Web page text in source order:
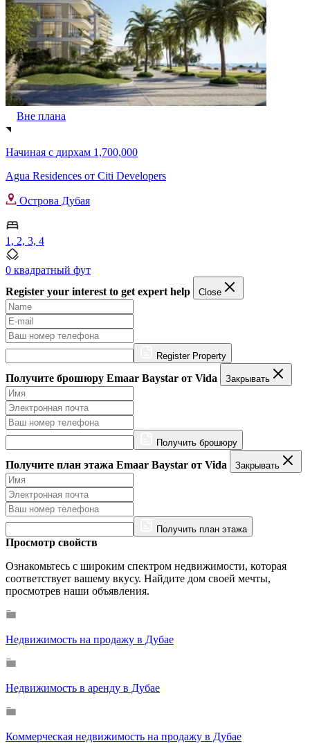
Вне плана
Начиная с дирхам 1,700,000
Agua Residences от Citi Developers
Острова Дубая
1, 2, 3, 4
0 квадратный фут
Register your interest to get expert help
Close
Register Property
Получите брошюру Emaar Baystar от Vida Закрывать
Получить брошюру
Получите план этажа Emaar Baystar от Vida Закрывать
Получить план этажа
Просмотр свойств
Ознакомьтесь с широким спектром недвижимости, которая
соответствует вашему вкусу. Найдите дом своей мечты,
просмотрев наши объявления.
Недвижимость на продажу в Дубае
Недвижимость в аренду в Дубае
Коммерческая недвижимость на продажу в Дубае